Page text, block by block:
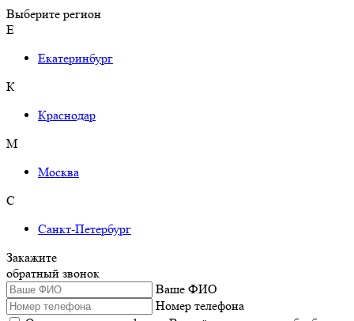
Выберите регион
Е
Екатеринбург
К
Краснодар
М
Москва
С
Санкт-Петербург
Закажите
обратный звонок
Ваше ФИО
Номер телефона